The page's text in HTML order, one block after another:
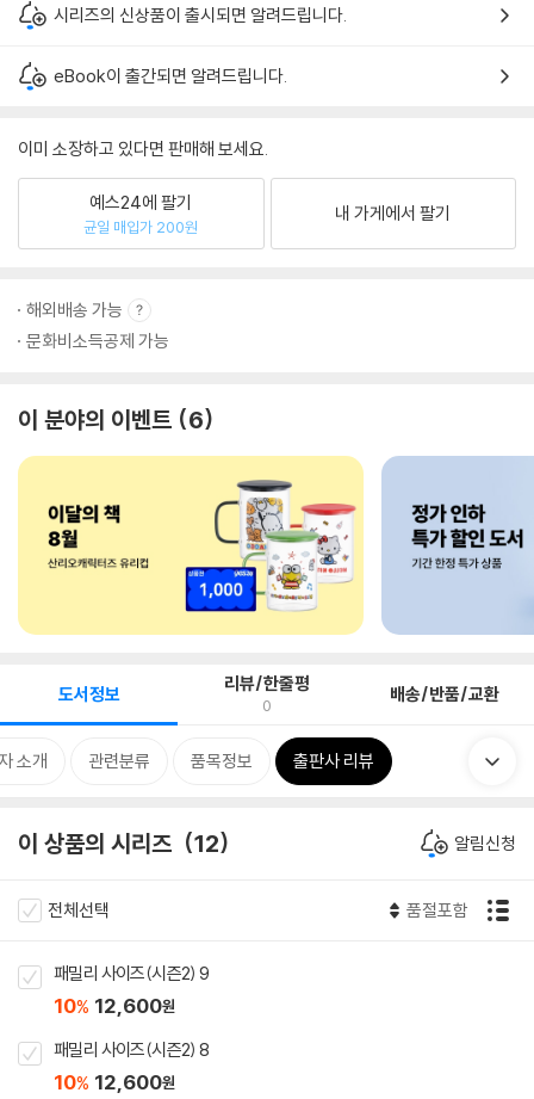
시리즈의 신상품이 출시되면 알려드립니다.
eBook이 출간되면 알려드립니다.
이미 소장하고 있다면 판매해 보세요.
예스24에 팔기
균일 매입가 200원
내 가게에서 팔기
해외배송 가능
문화비소득공제 가능
이 분야의 이벤트 6
도서정보 리뷰/한줄평
0 배송/반품/교환
소개 관련분류 품목정보 출판사 리뷰
이 상품의 시리즈 12 알림신청
전체선택 품절포함
패밀리 사이즈(시즌2) 9
10% 12,600원
패밀리 사이즈(시즌2) 8
10% 12,600원